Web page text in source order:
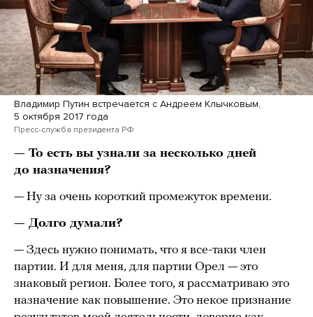
Владимир Путин встречается с Андреем Клычковым,
5 октября 2017 года
Пресс-служба президента РФ
— То есть вы узнали за несколько дней
до назначения?
— Ну за очень короткий промежуток времени.
— Долго думали?
— Здесь нужно понимать, что я все-таки член
партии. И для меня, для партии Орел — это
знаковый регион. Более того, я рассматриваю это
назначение как повышение. Это некое признание